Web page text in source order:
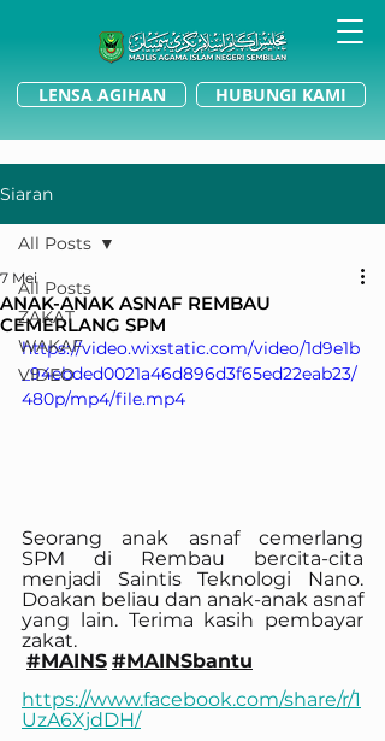
LENSA AGIHAN HUBUNGI KAMI
Siaran
All Posts
ZAKAT
WAKAF
VIDEO
All Posts
ANAK-ANAK ASNAF REMBAU
CEMERLANG SPM
7 Mei
https://video.wixstatic.com/video/1d9e1b
_94ebded0021a46d896d3f65ed22eab23/
480p/mp4/file.mp4
Seorang anak asnaf cemerlang
SPM di Rembau bercita-cita
menjadi Saintis Teknologi Nano.
Doakan beliau dan anak-anak asnaf
yang lain. Terima kasih pembayar
zakat.
#MAINS #MAINSbantu
https://www.facebook.com/share/r/1
UzA6XjdDH/